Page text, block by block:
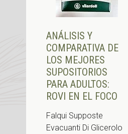
ANÁLISIS Y
COMPARATIVA DE
LOS MEJORES
SUPOSITORIOS
PARA ADULTOS:
ROVI EN EL FOCO
Falqui Supposte
Evacuanti Di Glicerolo